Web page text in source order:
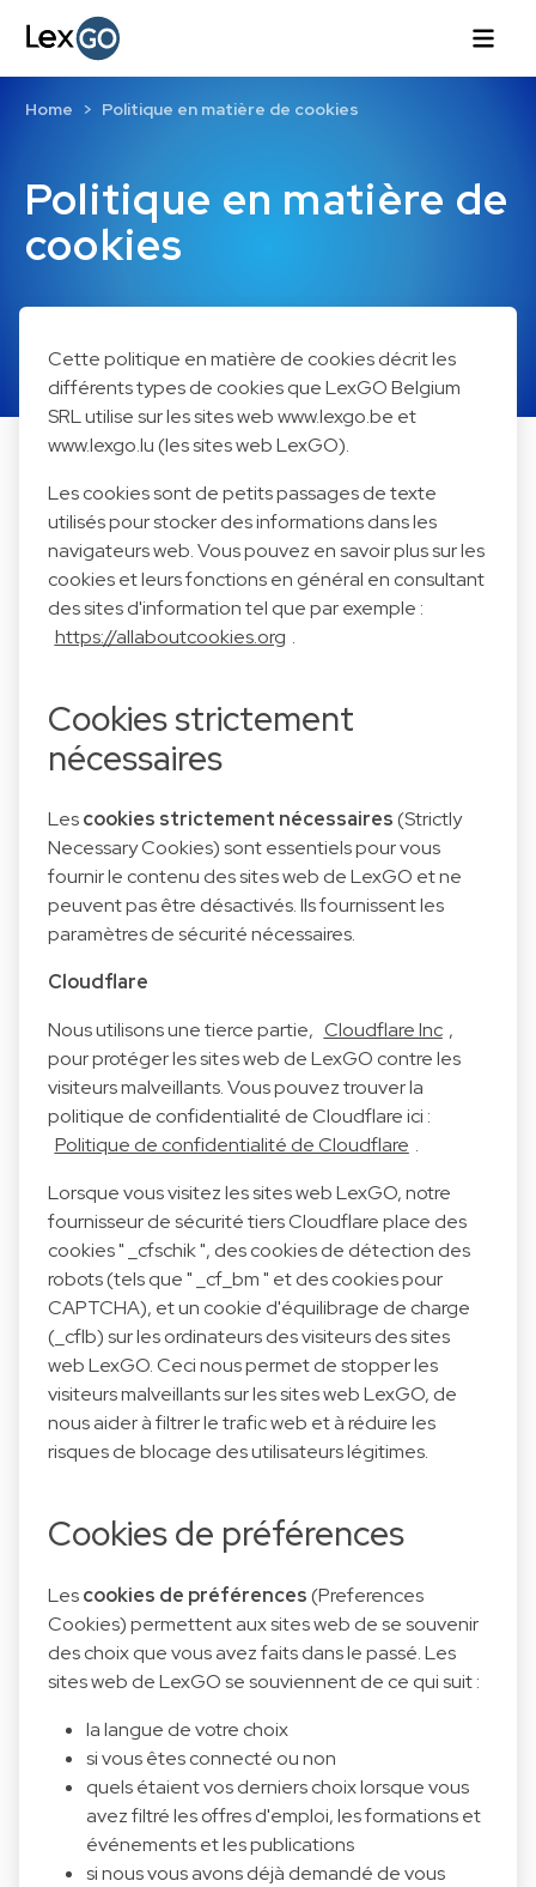
Politique en matière de
cookies
Home Politique en matière de cookies
Cette politique en matière de cookies décrit les
différents types de cookies que LexGO Belgium
SRL utilise sur les sites web www.lexgo.be et
www.lexgo.lu (les sites web LexGO).
Les cookies sont de petits passages de texte
utilisés pour stocker des informations dans les
navigateurs web. Vous pouvez en savoir plus sur les
cookies et leurs fonctions en général en consultant
des sites d'information tel que par exemple :
https://allaboutcookies.org .
Cookies strictement
nécessaires
Lescookies strictement nécessaires(Strictly
Necessary Cookies) sont essentiels pour vous
fournir le contenu des sites web de LexGO et ne
peuvent pas être désactivés. Ils fournissent les
paramètres de sécurité nécessaires.
Cloudflare
Nous utilisons une tierce partie, Cloudflare Inc ,
pour protéger les sites web de LexGO contre les
visiteurs malveillants. Vous pouvez trouver la
politique de confidentialité de Cloudflare ici :
Politique de confidentialité de Cloudflare .
Lorsque vous visitez les sites web LexGO, notre
fournisseur de sécurité tiers Cloudflare place des
cookies " _cfschik ", des cookies de détection des
robots (tels que " _cf_bm " et des cookies pour
CAPTCHA), et un cookie d'équilibrage de charge
(_cflb) sur les ordinateurs des visiteurs des sites
web LexGO. Ceci nous permet de stopper les
visiteurs malveillants sur les sites web LexGO, de
nous aider à filtrer le trafic web et à réduire les
risques de blocage des utilisateurs légitimes.
Cookies de préférences
Lescookies de préférences(Preferences
Cookies) permettent aux sites web de se souvenir
des choix que vous avez faits dans le passé. Les
sites web de LexGO se souviennent de ce qui suit :
la langue de votre choix
si vous êtes connecté ou non
quels étaient vos derniers choix lorsque vous
avez filtré les offres d'emploi, les formations et
événements et les publications
si nous vous avons déjà demandé de vous